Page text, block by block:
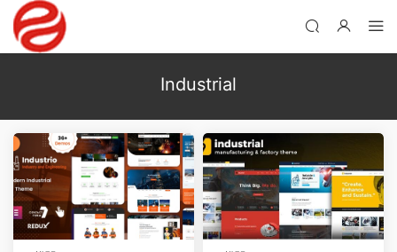
Industrial